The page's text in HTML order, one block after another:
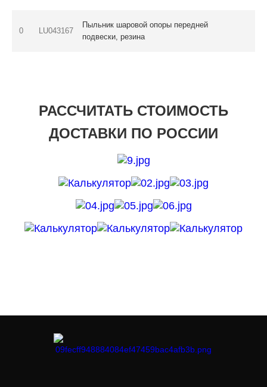
0 LU043167
Пыльник шаровой опоры передней
подвески, резина
РАССЧИТАТЬ СТОИМОСТЬ
ДОСТАВКИ ПО РОССИИ